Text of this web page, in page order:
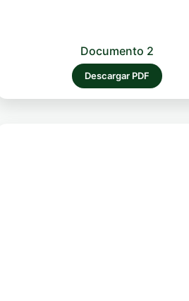
Documento 2
Descargar PDF